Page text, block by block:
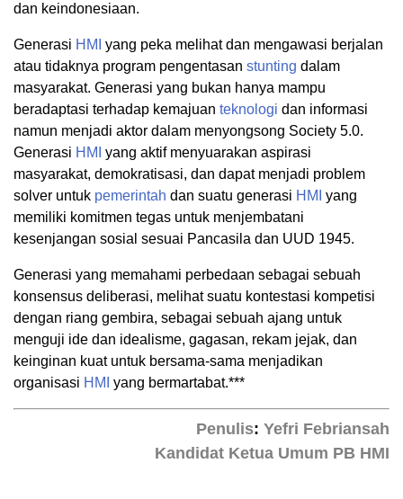
dan keindonesiaan.
Generasi HMI yang peka melihat dan mengawasi berjalan
atau tidaknya program pengentasan stunting dalam
masyarakat. Generasi yang bukan hanya mampu
beradaptasi terhadap kemajuan teknologi dan informasi
namun menjadi aktor dalam menyongsong Society 5.0.
Generasi HMI yang aktif menyuarakan aspirasi
masyarakat, demokratisasi, dan dapat menjadi problem
solver untuk pemerintah dan suatu generasi HMI yang
memiliki komitmen tegas untuk menjembatani
kesenjangan sosial sesuai Pancasila dan UUD 1945.
Generasi yang memahami perbedaan sebagai sebuah
konsensus deliberasi, melihat suatu kontestasi kompetisi
dengan riang gembira, sebagai sebuah ajang untuk
menguji ide dan idealisme, gagasan, rekam jejak, dan
keinginan kuat untuk bersama-sama menjadikan
organisasi HMI yang bermartabat.***
Penulis: Yefri Febriansah
Kandidat Ketua Umum PB HMI